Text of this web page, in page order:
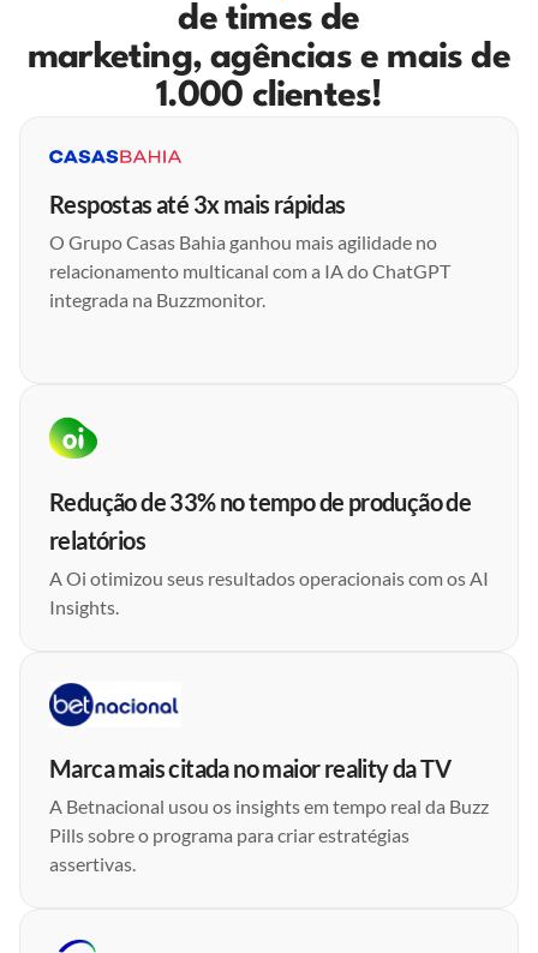
de times de
marketing, agências e mais de
1.000 clientes!
Respostas até 3x mais rápidas
O Grupo Casas Bahia ganhou mais agilidade no
relacionamento multicanal com a IA do ChatGPT
integrada na Buzzmonitor.
Redução de 33% no tempo de produção de
relatórios
A Oi otimizou seus resultados operacionais com os AI
Insights.
Marca mais citada no maior reality da TV
A Betnacional usou os insights em tempo real da Buzz
Pills sobre o programa para criar estratégias
assertivas.